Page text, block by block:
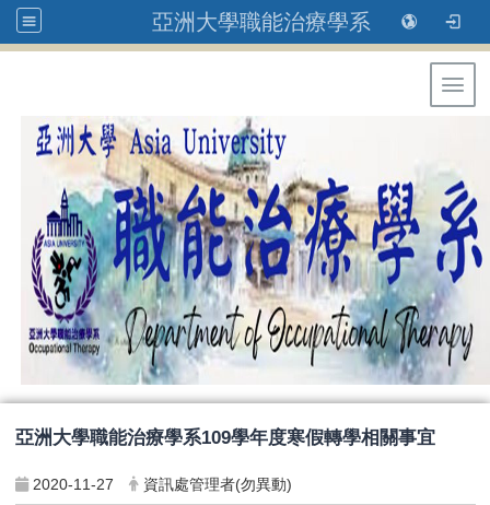
亞洲大學職能治療學系
亞洲大學職能治療學系109學年度寒假轉學相關事宜
2020-11-27 資訊處管理者(勿異動)